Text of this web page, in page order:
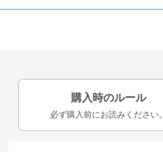
購入時のルール
必ず購入前にお読みください。